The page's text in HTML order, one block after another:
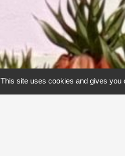
This site uses cookies and gives